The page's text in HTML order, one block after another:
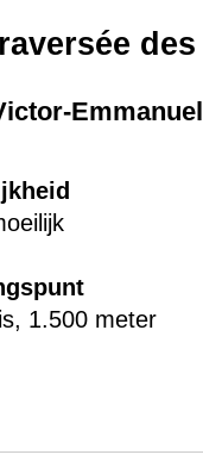
1.500 meter